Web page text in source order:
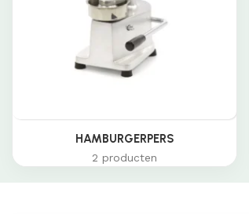
HAMBURGERPERS
2 producten